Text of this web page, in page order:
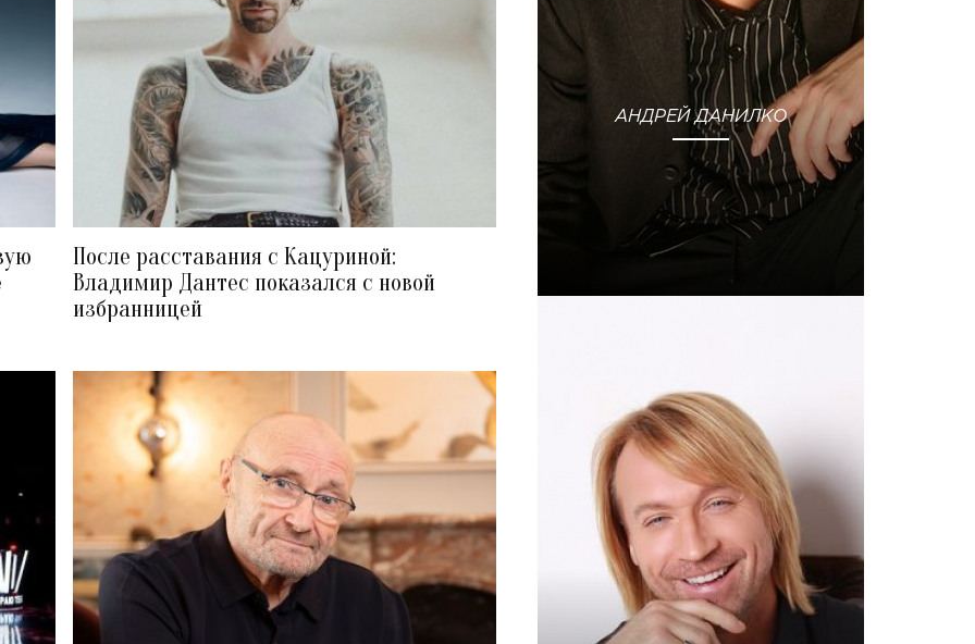
После расставания с Кацуриной:
Владимир Дантес показался с новой
избранницей
АНДРЕЙ ДАНИЛКО